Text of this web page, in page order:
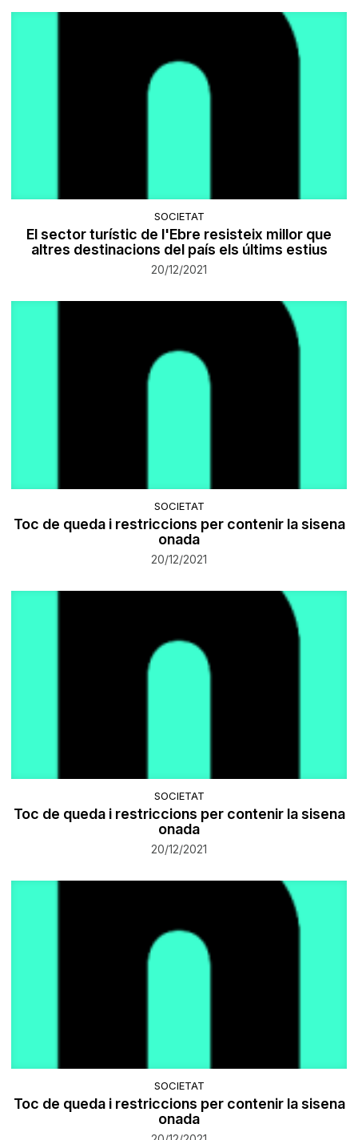
SOCIETAT
El sector turístic de l'Ebre resisteix millor que
altres destinacions del país els últims estius
20/12/2021
SOCIETAT
Toc de queda i restriccions per contenir la sisena
onada
20/12/2021
SOCIETAT
Toc de queda i restriccions per contenir la sisena
onada
20/12/2021
SOCIETAT
Toc de queda i restriccions per contenir la sisena
onada